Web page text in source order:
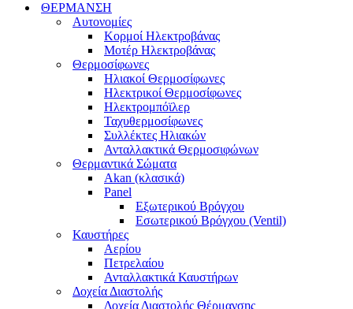
ΘΕΡΜΑΝΣΗ
Αυτονομίες
Κορμοί Ηλεκτροβάνας
Μοτέρ Ηλεκτροβάνας
Θερμοσίφωνες
Ηλιακοί Θερμοσίφωνες
Ηλεκτρικοί Θερμοσίφωνες
Ηλεκτρομπόϊλερ
Ταχυθερμοσίφωνες
Συλλέκτες Ηλιακών
Ανταλλακτικά Θερμοσιφώνων
Θερμαντικά Σώματα
Akan (κλασικά)
Panel
Εξωτερικού Βρόγχου
Εσωτερικού Βρόγχου (Ventil)
Καυστήρες
Αερίου
Πετρελαίου
Ανταλλακτικά Καυστήρων
Δοχεία Διαστολής
Δοχεία Διαστολής Θέρμανσης